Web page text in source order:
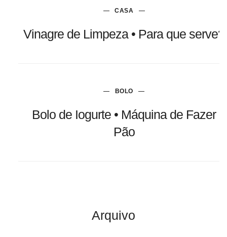
CASA
Vinagre de Limpeza • Para que serve?
BOLO
Bolo de Iogurte • Máquina de Fazer
Pão
Arquivo